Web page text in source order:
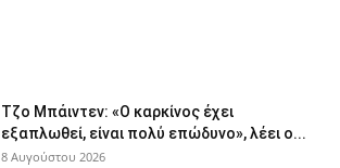
Τζο Μπάιντεν: «Ο καρκίνος έχει
εξαπλωθεί, είναι πολύ επώδυνο», λέει ο...
8 Αυγούστου 2026